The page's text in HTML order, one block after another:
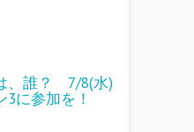
、誰？ 7/8(水)
に参加を！